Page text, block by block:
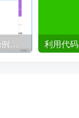
华为官方教程：以 P40 为例，鸿蒙 OS 2.0 Beta 版本回退到 EMUI 11 稳定版